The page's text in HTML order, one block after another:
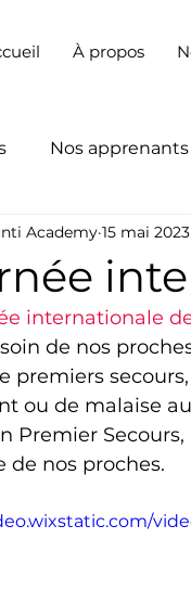
À propos
Nos apprenants
Academy 15 mai 2023
internationale
de nos
premiers
ou de malaise
Premier
de nos proches.